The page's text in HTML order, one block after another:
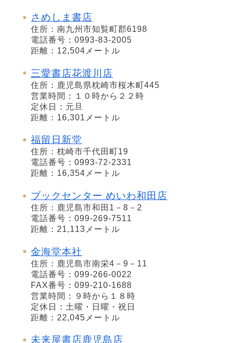
さめしま書店
住所：南九州市知覧町郡6198
電話番号：0993-83-2005
距離：12,504メートル
三愛書店花渡川店
住所：鹿児島県枕崎市桜木町445
営業時間：１０時から２２時
定休日：元旦
距離：16,301メートル
福留日新堂
住所：枕崎市千代田町19
電話番号：0993-72-2331
距離：16,354メートル
ブックセンター めいわ和田店
住所：鹿児島市和田1－8－2
電話番号：099-269-7511
距離：21,113メートル
金海堂本社
住所：鹿児島市南栄4－9－11
電話番号：099-266-0022
FAX番号：099-210-1688
営業時間：９時から１８時
定休日：土曜・日曜・祝日
距離：22,045メートル
未来屋書店鹿児島店